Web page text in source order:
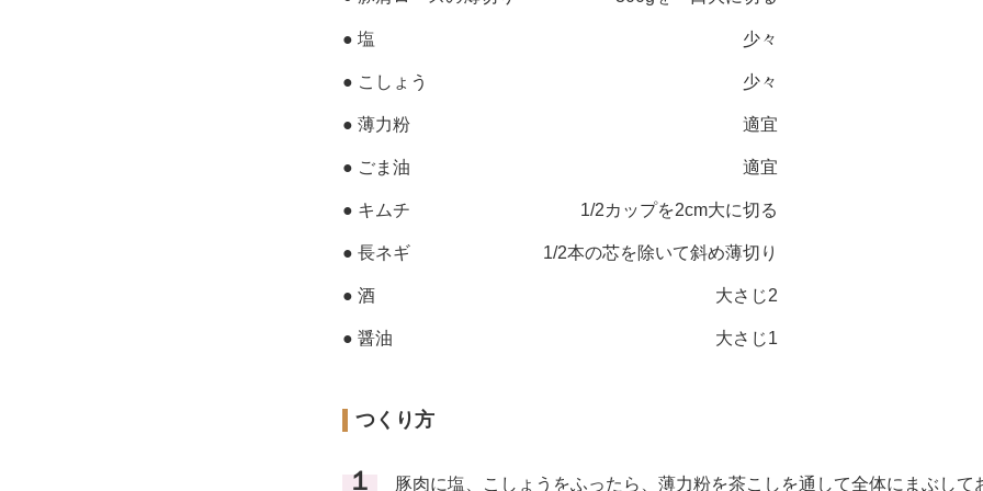
● 塩 少々
● こしょう 少々
● 薄力粉 適宜
● ごま油 適宜
● キムチ 1/2カップを2cm大に切る
● 長ネギ 1/2本の芯を除いて斜め薄切り
● 酒 大さじ2
● 醤油 大さじ1
つくり方
１ 豚肉に塩、こしょうをふったら、薄力粉を茶こしを通して全体にまぶして